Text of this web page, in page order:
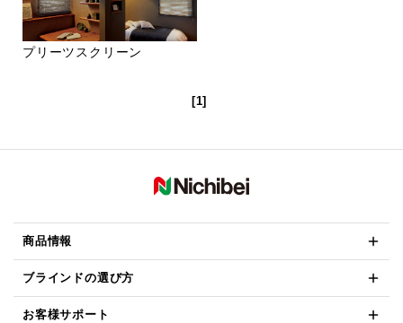
プリーツスクリーン
[1]
商品情報
ブラインドの選び方
お客様サポート